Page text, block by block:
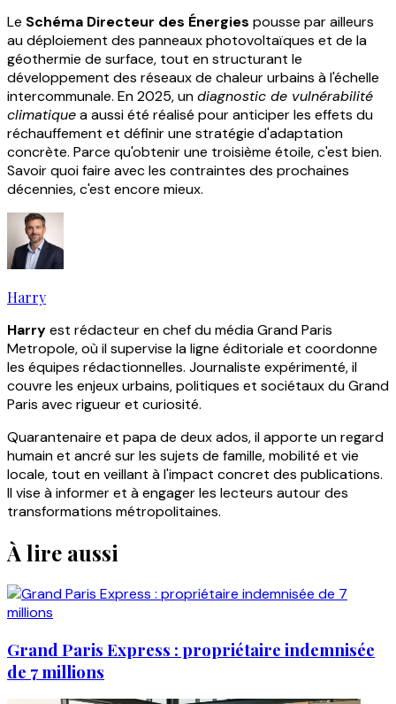
Le Schéma Directeur des Énergies pousse par ailleurs
au déploiement des panneaux photovoltaïques et de la
géothermie de surface, tout en structurant le
développement des réseaux de chaleur urbains à l'échelle
intercommunale. En 2025, undiagnostic de vulnérabilité
climatiquea aussi été réalisé pour anticiper les effets du
réchauffement et définir une stratégie d'adaptation
concrète. Parce qu'obtenir une troisième étoile, c'est bien.
Savoir quoi faire avec les contraintes des prochaines
décennies, c'est encore mieux.
Harry
Harryest rédacteur en chef du média Grand Paris
Metropole, où il supervise la ligne éditoriale et coordonne
les équipes rédactionnelles. Journaliste expérimenté, il
couvre les enjeux urbains, politiques et sociétaux du Grand
Paris avec rigueur et curiosité.
Quarantenaire et papa de deux ados, il apporte un regard
humain et ancré sur les sujets de famille, mobilité et vie
locale, tout en veillant à l'impact concret des publications.
Il vise à informer et à engager les lecteurs autour des
transformations métropolitaines.
À lire aussi
Grand Paris Express : propriétaire indemnisée
de 7 millions